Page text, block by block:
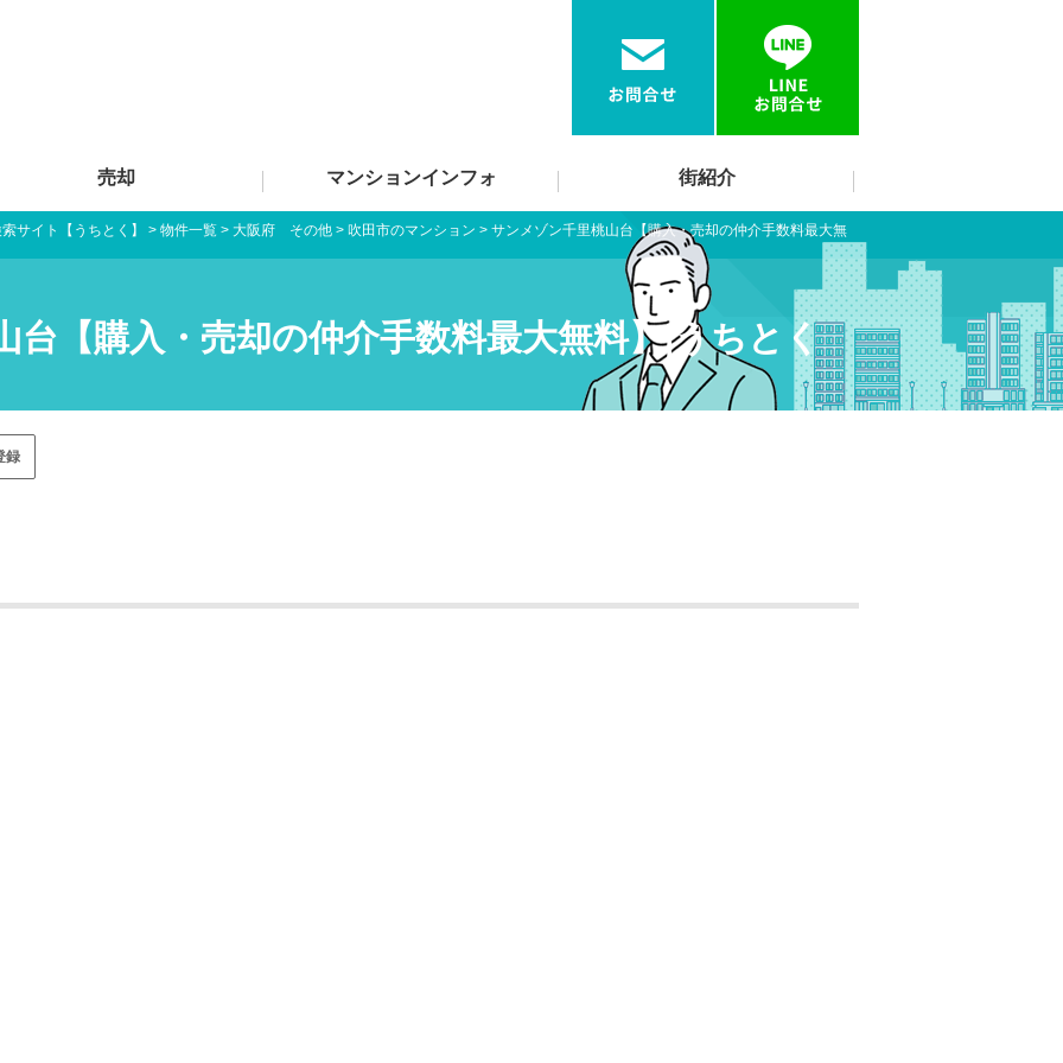
売却 マンションインフォ 街紹介
サイト【うちとく】 > 物件一覧 > 大阪府 その他 > 吹田市のマンション > サンメゾン千里桃山台【購入・売却の仲介手数料最大無
台【購入・売却の仲介手数料最大無料】|うちとく
録